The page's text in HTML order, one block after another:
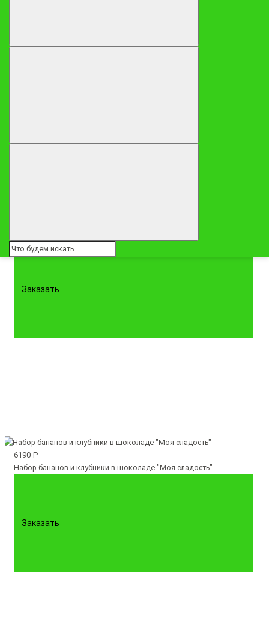
Заказать
6190 ₽
Набор бананов и клубники в шоколаде "Моя сладость"
Заказать